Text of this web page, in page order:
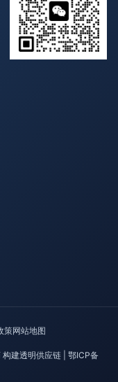
策网站地图
建透明供应链 | 鄂ICP备